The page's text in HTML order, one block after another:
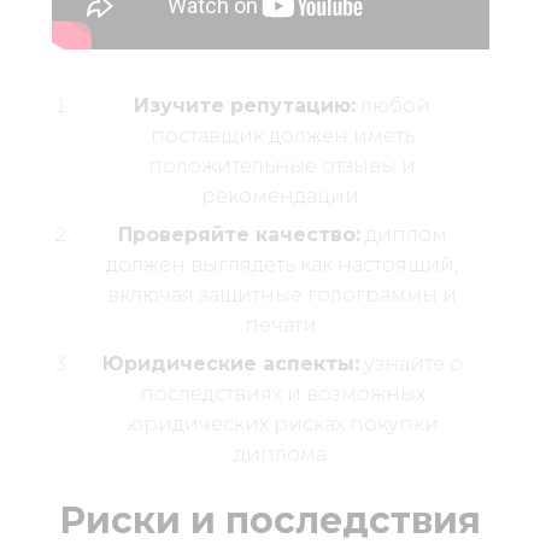
Изучите репутацию: любой
поставщик должен иметь
положительные отзывы и
рекомендации.
Проверяйте качество: диплом
должен выглядеть как настоящий,
включая защитные голограммы и
печати.
Юридические аспекты: узнайте о
последствиях и возможных
юридических рисках покупки
диплома.
Риски и последствия